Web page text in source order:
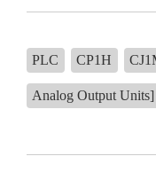
PLC CP1H
Analog Output Units]